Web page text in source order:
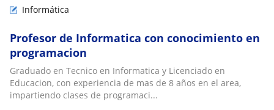
Informática
Profesor de Informatica con conocimiento en
programacion
Graduado en Tecnico en Informatica y Licenciado en
Educacion, con experiencia de mas de 8 años en el area,
impartiendo clases de programaci...